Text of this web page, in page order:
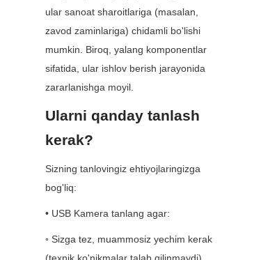
ular sanoat sharoitlariga (masalan,
zavod zaminlariga) chidamli bo'lishi
mumkin. Biroq, yalang komponentlar
sifatida, ular ishlov berish jarayonida
zararlanishga moyil.
Ularni qanday tanlash
kerak?
Sizning tanlovingiz ehtiyojlaringizga
bog'liq:
• USB Kamera tanlang agar:
◦ Sizga tez, muammosiz yechim kerak